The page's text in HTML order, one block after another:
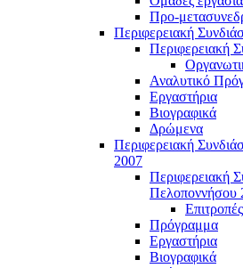
Προ-
Περιφερειακή
Περιφερειακή
Αναλυτικό
Εργαστήρια
Βιογραφικά
Δρώμενα
Περιφερειακή
2007
Περιφερειακή
Πελοποννήσου
Επιτροπές
Πρόγραμμα
Εργαστήρια
Βιογραφικά